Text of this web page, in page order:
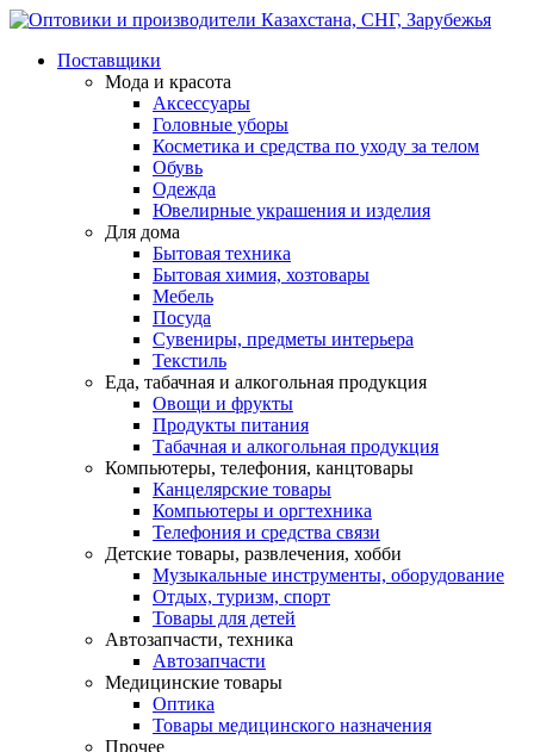
Поставщики
Мода и красота
Аксессуары
Головные уборы
Косметика и средства по уходу за телом
Обувь
Одежда
Ювелирные украшения и изделия
Для дома
Бытовая техника
Бытовая химия, хозтовары
Мебель
Посуда
Сувениры, предметы интерьера
Текстиль
Еда, табачная и алкогольная продукция
Овощи и фрукты
Продукты питания
Табачная и алкогольная продукция
Компьютеры, телефония, канцтовары
Канцелярские товары
Компьютеры и оргтехника
Телефония и средства связи
Детские товары, развлечения, хобби
Музыкальные инструменты, оборудование
Отдых, туризм, спорт
Товары для детей
Автозапчасти, техника
Автозапчасти
Медицинские товары
Оптика
Товары медицинского назначения
Прочее